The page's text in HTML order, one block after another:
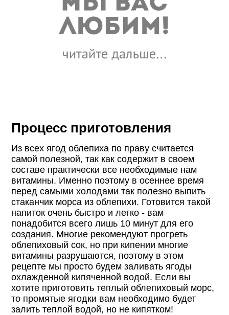
Процесс приготовления
Из всех ягод облепиха по праву считается
самой полезной, так как содержит в своем
составе практически все необходимые нам
витамины. Именно поэтому в осеннее время
перед самыми холодами так полезно выпить
стаканчик морса из облепихи. Готовится такой
напиток очень быстро и легко - вам
понадобится всего лишь 10 минут для его
создания. Многие рекомендуют прогреть
облепиховый сок, но при кипении многие
витамины разрушаются, поэтому в этом
рецепте мы просто будем заливать ягоды
охлажденной кипяченной водой. Если вы
хотите приготовить теплый облепиховый морс,
то промятые ягодки вам необходимо будет
залить теплой водой, но не кипятком!